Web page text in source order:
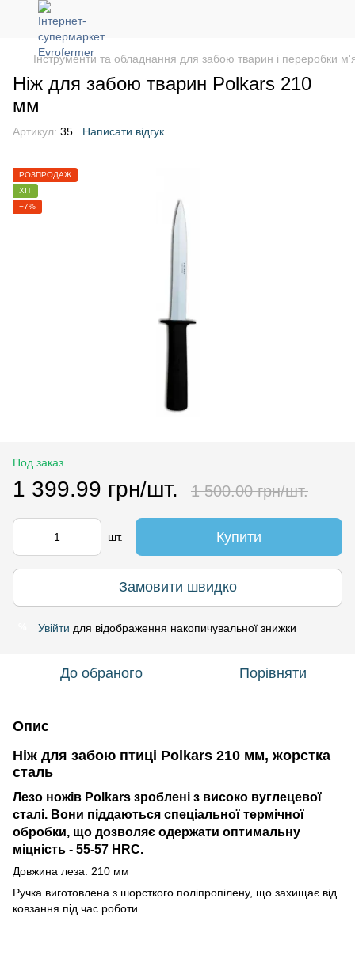
Інструменти та обладнання для забою тварин і переробки
Ніж для забою тварин Polkars 210
мм
Артикул: 35 Написати відгук
РОЗПРОДАЖ
ХІТ
−7%
Под заказ
1 399.99 грн/шт. 1 500.00 грн/шт.
шт. Купити
Замовити швидко
Увійти для відображення накопичувальної знижки
До обраного Порівняти
Опис
Ніж для забою птиці Polkars 210 мм, жорстка
сталь
Лезо ножів Polkars зроблені з високо вуглецевої
сталі. Вони піддаються спеціальної термічної
обробки, що дозволяє одержати оптимальну
міцність - 55-57 HRC.
Довжина леза: 210 мм
Ручка виготовлена з шорсткого поліпропілену, що захищає від
ковзання під час роботи.